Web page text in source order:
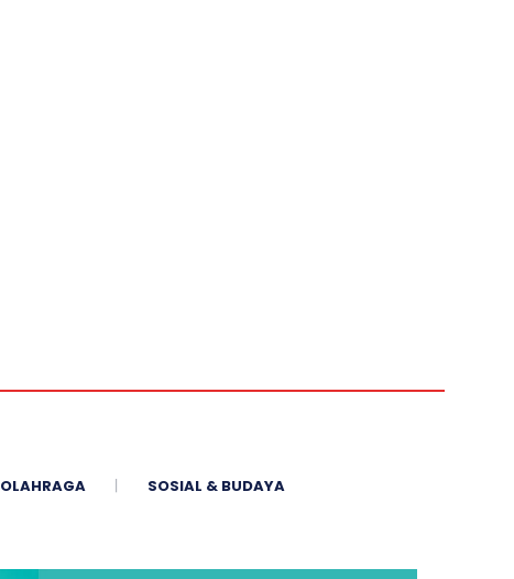
OLAHRAGA SOSIAL & BUDAYA